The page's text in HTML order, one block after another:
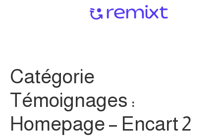
Catégorie
Témoignages :
Homepage – Encart 2